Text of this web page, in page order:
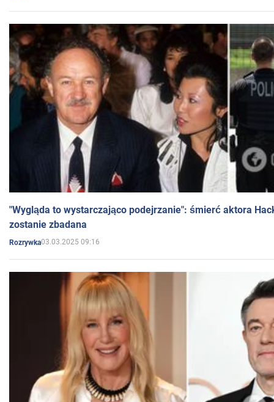
"Wygląda to wystarczająco podejrzanie": śmierć aktora
zostanie zbadana
Rozrywka03.03.2025 09:16